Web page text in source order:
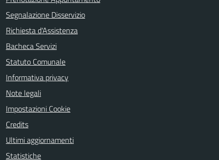
Segnalazione Disservizio
Richiesta d'Assistenza
Bacheca Servizi
Statuto Comunale
Informativa privacy
Note legali
Impostazioni Cookie
Credits
Ultimi aggiornamenti
Statistiche